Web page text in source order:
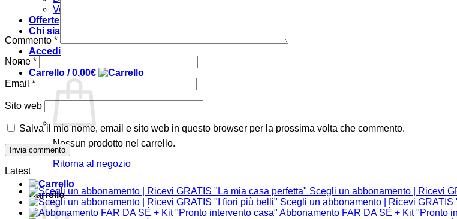
Verde e giardino
Offerte
Chi siamo
Accedi
Carrello /0,00€
Nessun prodotto nel carrello.
Ritorna al negozio
Carrello
Commento *
Nome *
Email *
Sito web
Salva il mio nome, email e sito web in questo browser per la prossima volta che commento.
Latest
Scegli un abbonamento | Ricevi
Scegli un abbonamento | Ricevi GRATIS
Abbonamento FAR DA SÉ + Kit "Pronto